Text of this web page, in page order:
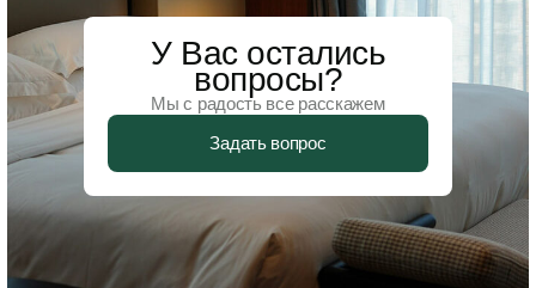
У Вас остались
вопросы?
Мы с радость все расскажем
Задать вопрос